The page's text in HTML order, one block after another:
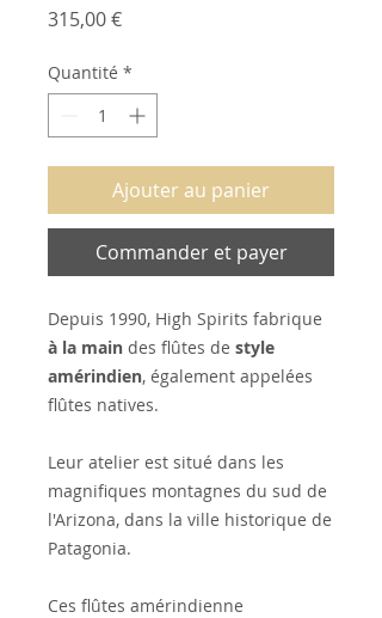
315,00 €Prix
Quantité *
Ajouter au panier
Commander et payer
Depuis 1990, High Spirits fabrique
à la main des flûtes de style
amérindien, également appelées
flûtes natives.
Leur atelier est situé dans les
magnifiques montagnes du sud de
l'Arizona, dans la ville historique de
Patagonia.
Ces flûtes amérindienne